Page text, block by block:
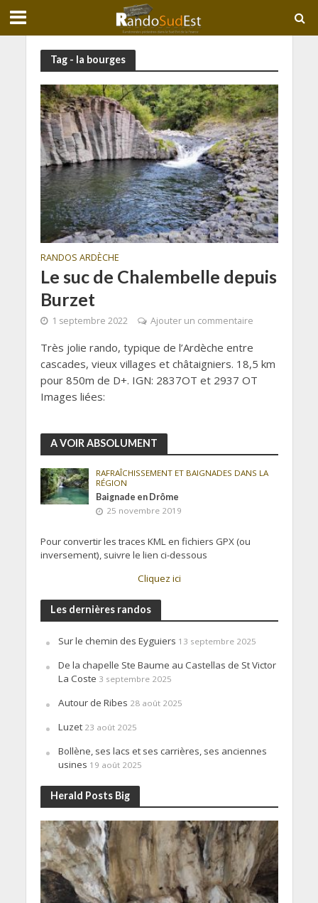
Tag - la bourges
RANDOS ARDÈCHE
Le suc de Chalembelle depuis
Burzet
1 septembre 2022 Ajouter un commentaire
Très jolie rando, typique de l’Ardèche entre
cascades, vieux villages et châtaigniers. 18,5 km
pour 850m de D+. IGN: 2837OT et 2937 OT
Images liées:
A VOIR ABSOLUMENT
RAFRAÎCHISSEMENT ET BAIGNADES DANS LA
RÉGION
Baignade en Drôme
25 novembre 2019
Pour convertir les traces KML en fichiers GPX (ou
inversement), suivre le lien ci-dessous
Cliquez ici
Les dernières randos
Sur le chemin des Eyguiers 13 septembre 2025
De la chapelle Ste Baume au Castellas de St Victor
La Coste 3 septembre 2025
Autour de Ribes 28 août 2025
Luzet 23 août 2025
Bollène, ses lacs et ses carrières, ses anciennes
usines 19 août 2025
Herald Posts Big